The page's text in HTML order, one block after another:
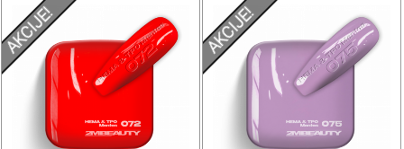
AKCIJE! AKCIJE!